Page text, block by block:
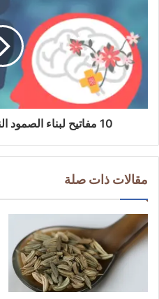
10 مفاتيح لبناء الصمود النفسي لمواجهة التحديات
مقالات ذات صلة